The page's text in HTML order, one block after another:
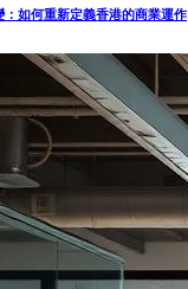
：如何重新定義香港的商業運作